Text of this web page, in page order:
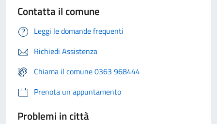
Contatta il comune
Leggi le domande frequenti
Richiedi Assistenza
Chiama il comune 0363 968444
Prenota un appuntamento
Problemi in città